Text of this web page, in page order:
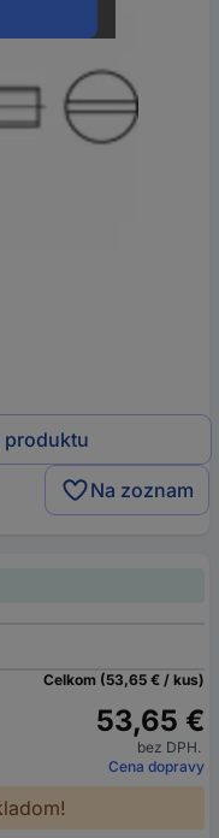
produktu
Na zoznam
Celkom (53,65 € / kus)
53,65 €
bez DPH.
Cena dopravy